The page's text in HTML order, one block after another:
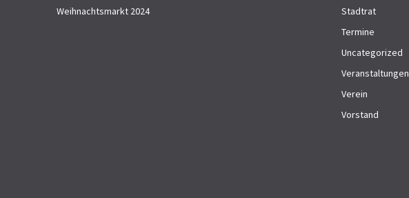
Weihnachtsmarkt 2024
Stadtrat
Termine
Uncategorized
Veranstaltungen
Verein
Vorstand